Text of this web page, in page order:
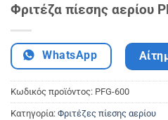
Φριτέζα πίεσης αερίου
WhatsApp
Κωδικός προϊόντος: PFG-600
Κατηγορία: Φριτέζες πίεσης αερίου